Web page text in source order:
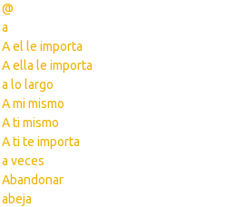
@
a
A el le importa
A ella le importa
a lo largo
A mi mismo
A ti mismo
A ti te importa
a veces
Abandonar
abeja